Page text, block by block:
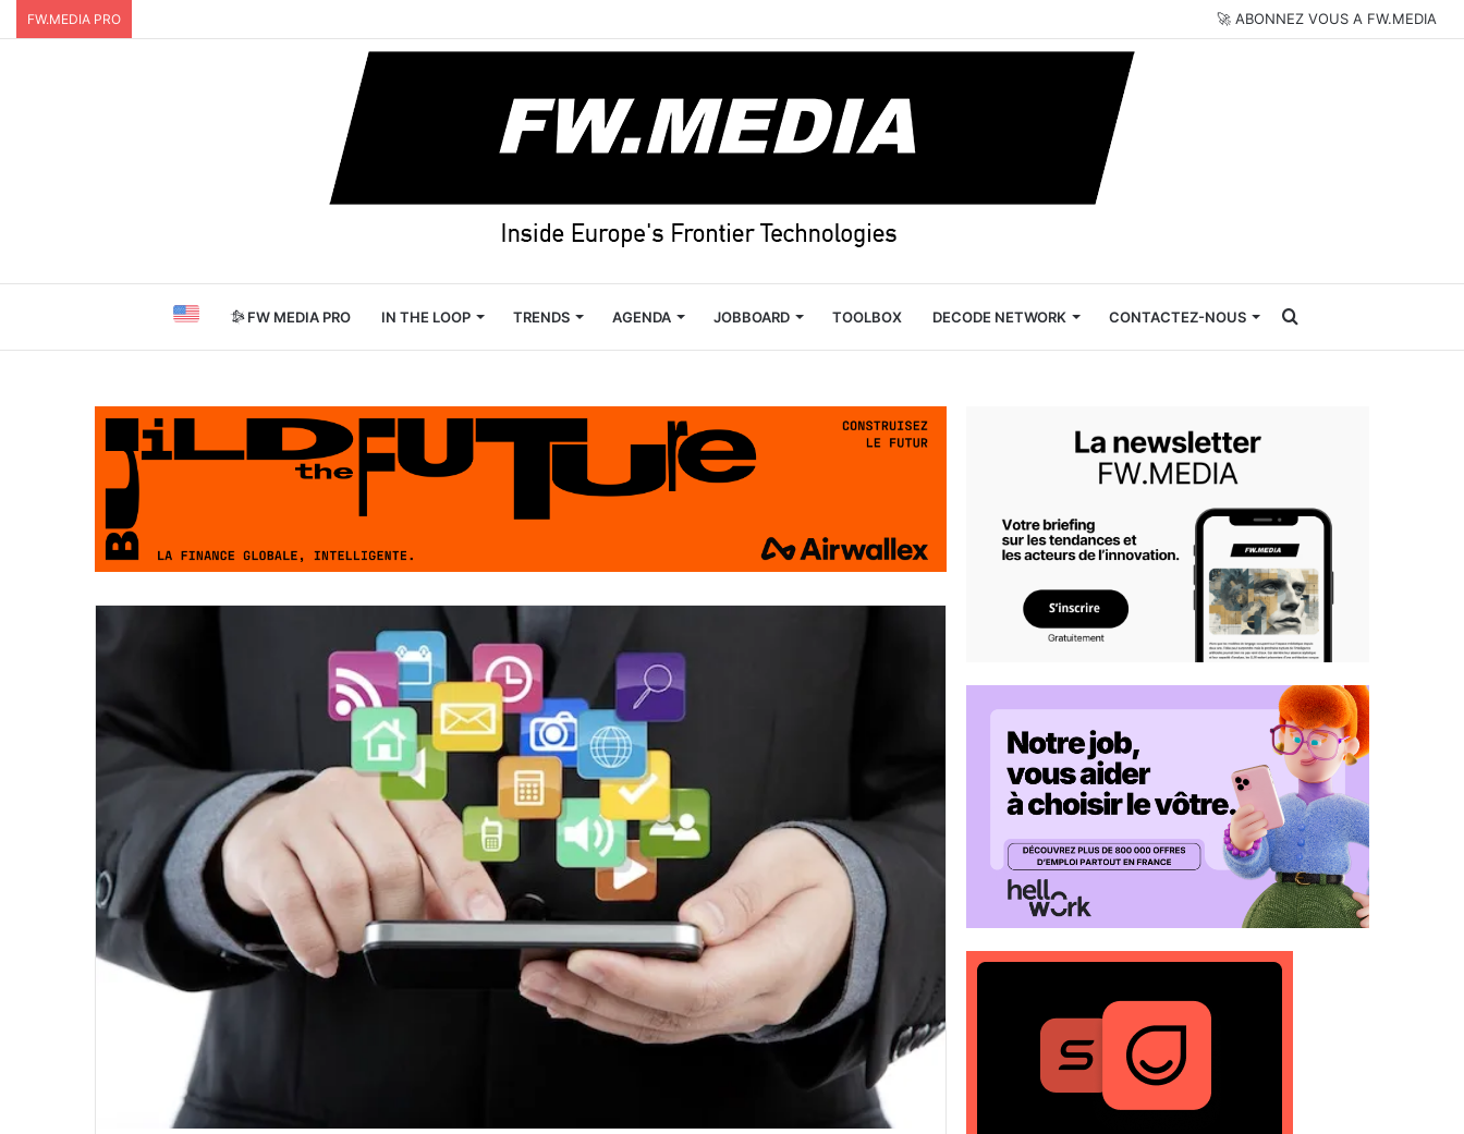
FW.MEDIA PRO 🚀 ABONNEZ VOUS A FW.MEDIA
FW MEDIA PRO IN THE LOOP TRENDS AGENDA JOBBOARD TOOLBOX DECODE NETWORK CONTACTEZ-NOUS Rechercher